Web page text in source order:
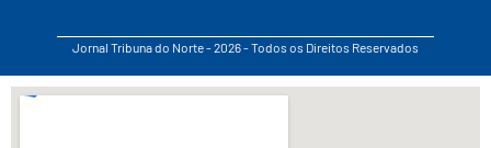
Jornal Tribuna do Norte - 2026 - Todos os Direitos Reservados